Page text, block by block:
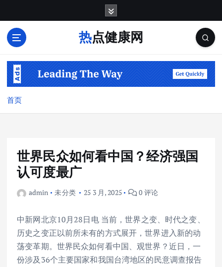
热点健康网
首页
世界民众如何看中国？经济强国
认可度最广
admin 未分类 25 3 月, 2025 0 评论
中新网北京10月28日电 当前，世界之变、时代之变、
历史之变正以前所未有的方式展开，世界进入新的动
荡变革期。世界民众如何看中国、观世界？近日，一
份涉及36个主要国家和我国台湾地区的民意调查报告